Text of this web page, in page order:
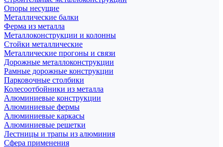
Опоры несущие
Металлические балки
Ферма из металла
Металлоконструкции и колонны
Стойки металлические
Металлические прогоны и связи
Дорожные металлоконструкции
Рамные дорожные конструкции
Парковочные столбики
Колесоотбойники из металла
Алюминиевые конструкции
Алюминиевые фермы
Алюминиевые каркасы
Алюминиевые решетки
Лестницы и трапы из алюминия
Сфера применения